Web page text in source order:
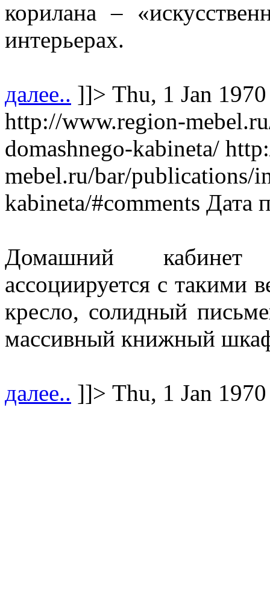
корилана –
интерьерах.
далее.. ]]> Thu, 1 Jan
http://www.region-
domashnego-kabineta/
mebel.ru/bar/publications/
kabineta/#comments Дата
Домашний кабинет
ассоциируется с такими
кресло, солидный
массивный книжный
далее.. ]]> Thu, 1 Jan